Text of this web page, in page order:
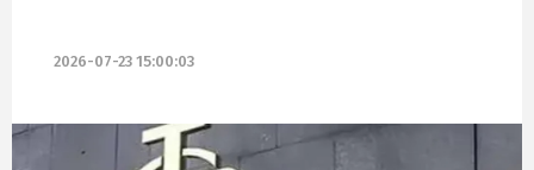
2026-07-23 15:00:03